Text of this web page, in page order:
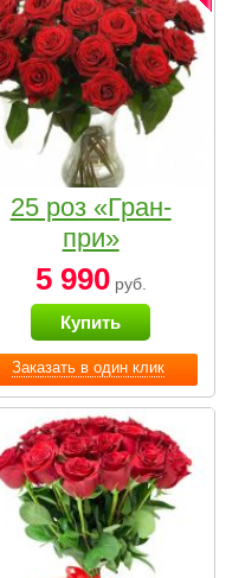
Заказать в один клик
25 роз «Гран-
при»
5 990руб.
Купить